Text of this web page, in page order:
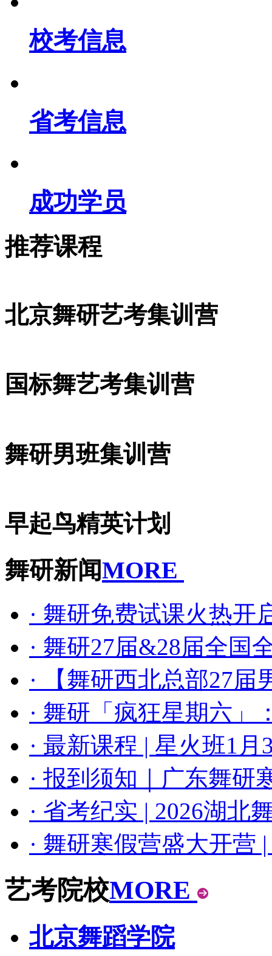
校考信息
省考信息
成功学员
推荐课程
北京舞研艺考集训营
国标舞艺考集训营
舞研男班集训营
早起鸟精英计划
舞研新闻MORE
· 舞研免费试课火热开
· 舞研27届&28届全国
· 【舞研西北总部27
· 舞研「疯狂星期六」
· 最新课程 | 星火班1
· 报到须知｜广东舞研
· 省考纪实 | 2026湖北
· 舞研寒假营盛大开营
艺考院校MORE
北京舞蹈学院